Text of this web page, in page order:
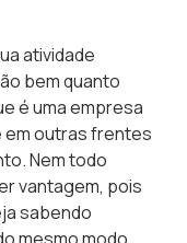
atividade
bem quanto
é uma empresa
em outras frentes
Nem todo
vantagem, pois
sabendo